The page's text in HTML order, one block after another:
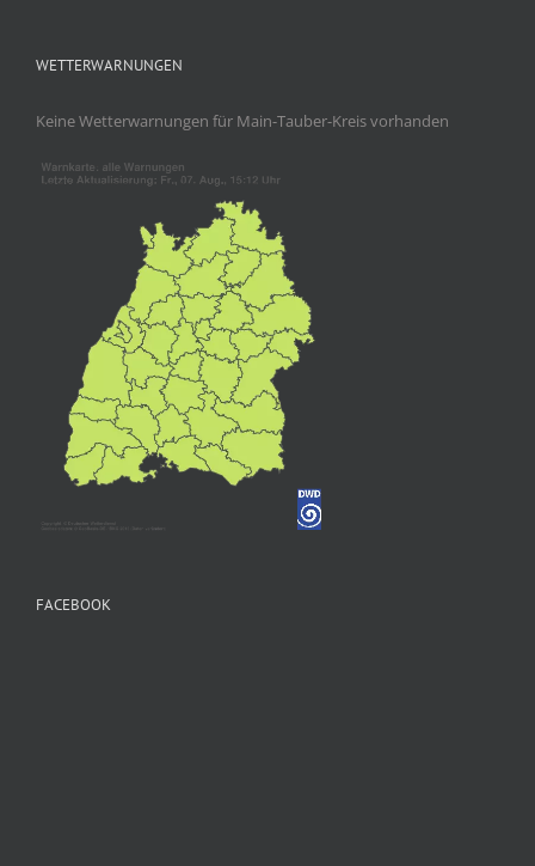
WETTERWARNUNGEN
Keine Wetterwarnungen für Main-Tauber-Kreis vorhanden
FACEBOOK